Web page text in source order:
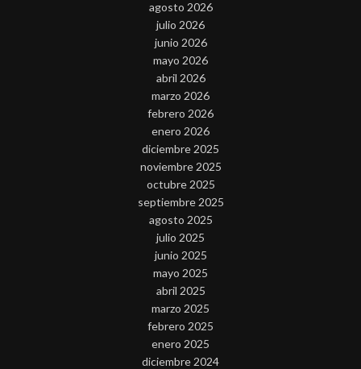
agosto 2026
julio 2026
junio 2026
mayo 2026
abril 2026
marzo 2026
febrero 2026
enero 2026
diciembre 2025
noviembre 2025
octubre 2025
septiembre 2025
agosto 2025
julio 2025
junio 2025
mayo 2025
abril 2025
marzo 2025
febrero 2025
enero 2025
diciembre 2024